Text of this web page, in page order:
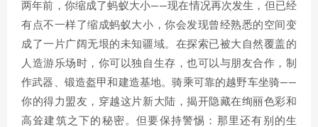
两年前，你缩成了蚂蚁大小——现在情况再次发生，但已经
有点不一样了缩成蚂蚁大小，你会发现曾经熟悉的空间变
成了一片广阔无垠的未知疆域。在探索已被大自然覆盖的
人造游乐场时，你可以独自生存，也可以与朋友合作，制
作武器、锻造盔甲和建造基地。骑乘可靠的越野车坐骑——
你的得力盟友，穿越这片新大陆，揭开隐藏在绚丽色彩和
高耸建筑之下的秘密。但要保持警惕：那里还有别的生